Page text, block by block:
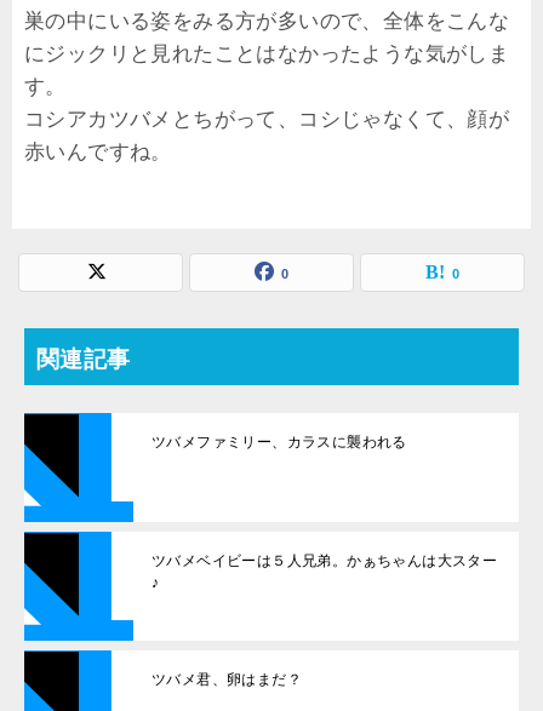
巣の中にいる姿をみる方が多いので、全体をこんな
にジックリと見れたことはなかったような気がしま
す。
コシアカツバメとちがって、コシじゃなくて、顔が
赤いんですね。
0 0
関連記事
ツバメファミリー、カラスに襲われる
ツバメベイビーは５人兄弟。かぁちゃんは大スター
♪
ツバメ君、卵はまだ？